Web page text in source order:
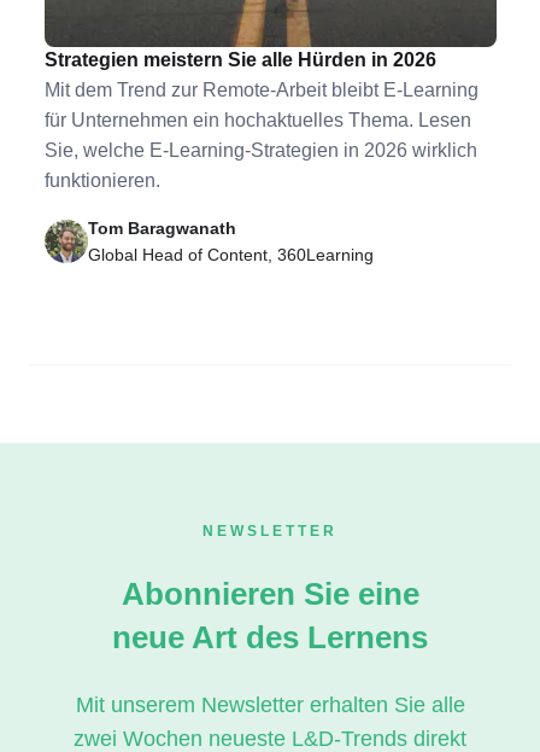
E-Learning für Unternehmen: Mit diesen
Strategien meistern Sie alle Hürden in 2026
Mit dem Trend zur Remote-Arbeit bleibt E-Learning
für Unternehmen ein hochaktuelles Thema. Lesen
Sie, welche E-Learning-Strategien in 2026 wirklich
funktionieren.
Tom Baragwanath
Global Head of Content, 360Learning
NEWSLETTER
Abonnieren Sie eine
neue Art des Lernens
Mit unserem Newsletter erhalten Sie alle
zwei Wochen neueste L&D-Trends direkt